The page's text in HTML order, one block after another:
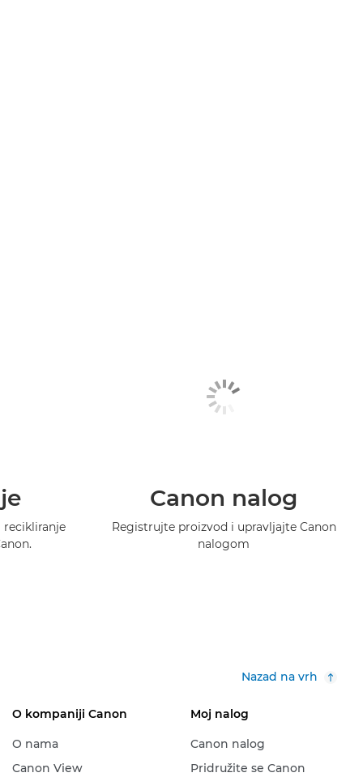
recikliranje
Canon nalog
Registrujte proizvod i upravljajte Canon
nalogom
Nazad na vrh
O kompaniji Canon
O nama
Canon View
Moj nalog
Canon nalog
Pridružite se Canon